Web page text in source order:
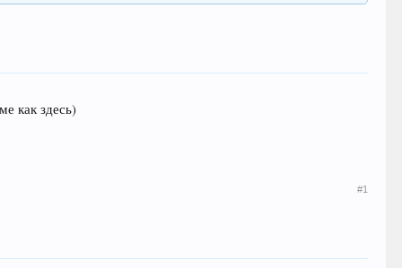
как здесь)
#1